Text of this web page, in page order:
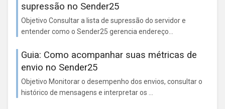
supressão no Sender25
Objetivo Consultar a lista de supressão do servidor e
entender como o Sender25 gerencia endereço...
Guia: Como acompanhar suas métricas de
envio no Sender25
Objetivo Monitorar o desempenho dos envios, consultar o
histórico de mensagens e interpretar os ...